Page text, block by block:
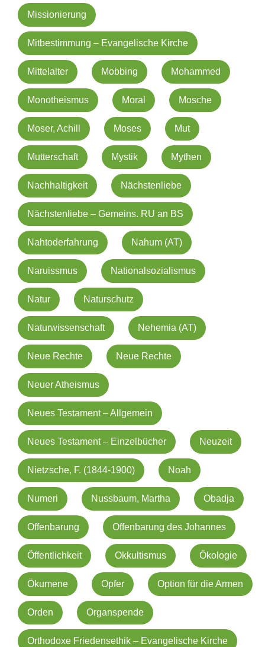
Missionierung
Mitbestimmung – Evangelische Kirche
Mittelalter Mobbing Mohammed
Monotheismus Moral Mosche
Moser, Achill Moses Mut
Mutterschaft Mystik Mythen
Nachhaltigkeit Nächstenliebe
Nächstenliebe – Gemeins. RU an BS
Nahtoderfahrung Nahum (AT)
Naruissmus Nationalsozialismus
Natur Naturschutz
Naturwissenschaft Nehemia (AT)
Neue Rechte Neue Rechte
Neuer Atheismus
Neues Testament – Allgemein
Neues Testament – Einzelbücher Neuzeit
Nietzsche, F. (1844-1900) Noah
Numeri Nussbaum, Martha Obadja
Offenbarung Offenbarung des Johannes
Öffentlichkeit Okkultismus Ökologie
Ökumene Opfer Option für die Armen
Orden Organspende
Orthodoxe Friedensethik – Evangelische Kirche